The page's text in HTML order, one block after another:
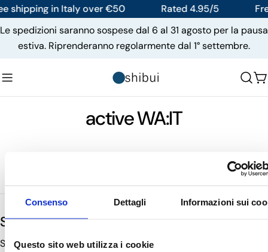
Consenso Dettagli Informazioni sui
Questo sito web utilizza i cookie
Skip
content
shipping in Italy over €50 Rated 4.95/5
Le spedizioni saranno sospese dal 6 al 31 agosto per la pausa
estiva. Riprenderanno regolarmente dal 1° settembre.
active WA:IT
Subscribe to the newsletter
Sign up for the newsletter to receive tips and guides on